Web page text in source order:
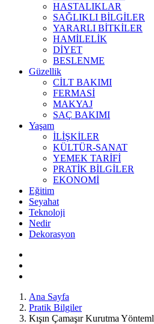
HASTALIKLAR
SAĞLIKLI BİLGİLER
YARARLI BİTKİLER
HAMİLELİK
DİYET
BESLENME
Güzellik
CİLT BAKIMI
FERMASİ
MAKYAJ
SAÇ BAKIMI
Yaşam
İLİŞKİLER
KÜLTÜR-SANAT
YEMEK TARİFİ
PRATİK BİLGİLER
EKONOMİ
Eğitim
Seyahat
Teknoloji
Nedir
Dekorasyon
Ana Sayfa
Pratik Bilgiler
Kışın Çamaşır Kurutma